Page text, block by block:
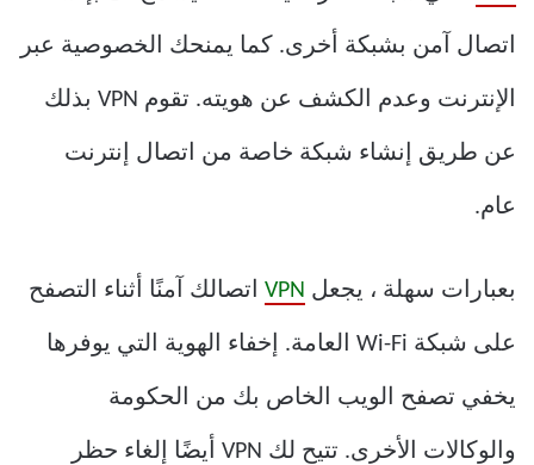
اتصال آمن بشبكة أخرى. كما يمنحك الخصوصية عبر
الإنترنت وعدم الكشف عن هويته. تقوم VPN بذلك
عن طريق إنشاء شبكة خاصة من اتصال إنترنت
عام.
بعبارات سهلة ، يجعل VPN اتصالك آمنًا أثناء التصفح
على شبكة Wi-Fi العامة. إخفاء الهوية التي يوفرها
يخفي تصفح الويب الخاص بك من الحكومة
والوكالات الأخرى. تتيح لك VPN أيضًا إلغاء حظر